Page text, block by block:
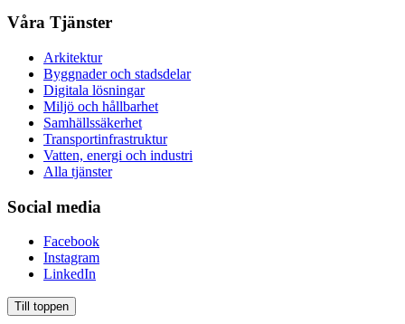
Våra Tjänster
Arkitektur
Byggnader och stadsdelar
Digitala lösningar
Miljö och hållbarhet
Samhällssäkerhet
Transportinfrastruktur
Vatten, energi och industri
Alla tjänster
Social media
Facebook
Instagram
LinkedIn
Till toppen